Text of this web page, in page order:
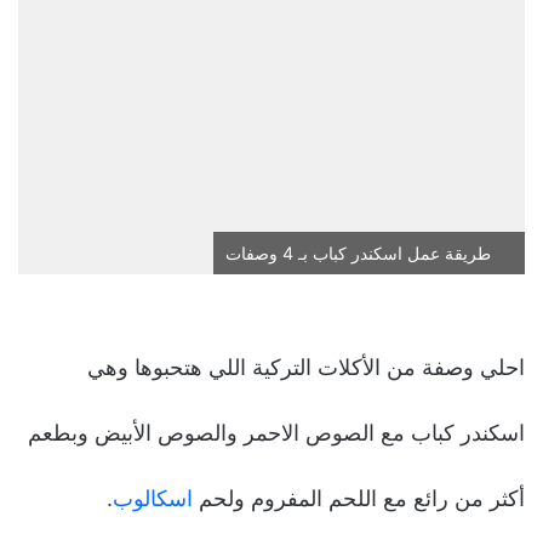
طريقة عمل اسكندر كباب بـ 4 وصفات
احلي وصفة من الأكلات التركية اللي هتحبوها وهي
اسكندر كباب مع الصوص الاحمر والصوص الأبيض وبطعم
أكثر من رائع مع اللحم المفروم ولحم اسكالوب.